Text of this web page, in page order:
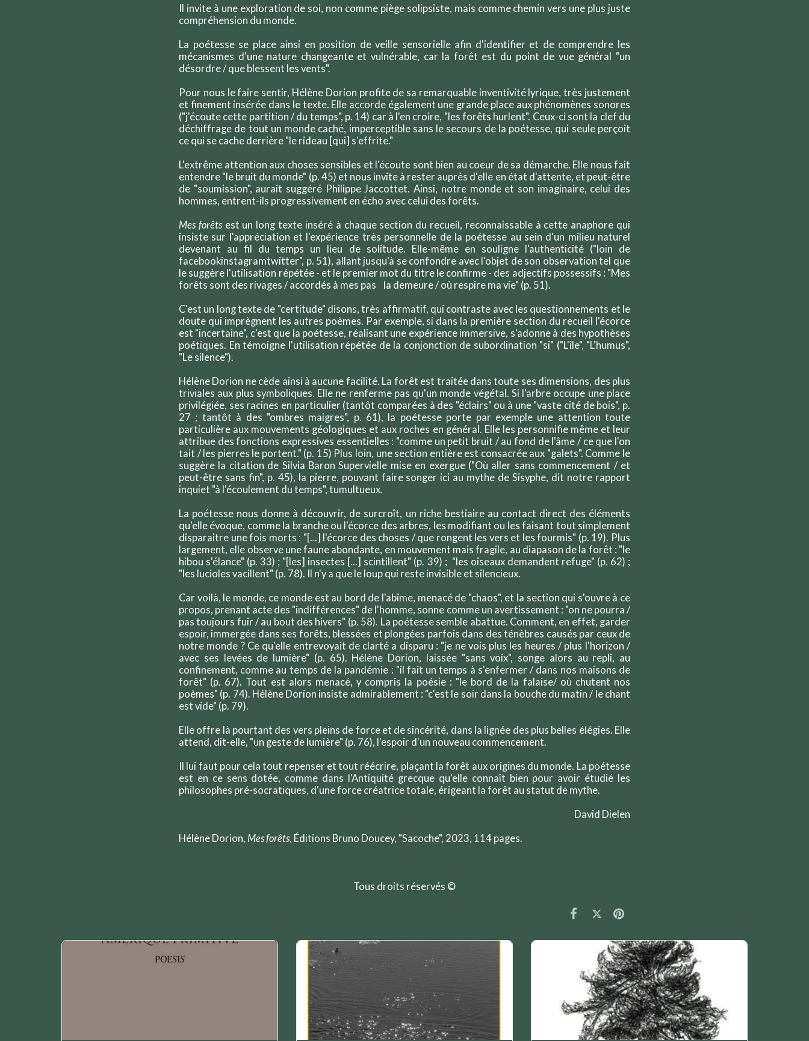
Il invite à une exploration de soi, non comme piège solipsiste, mais comme chemin vers une plus juste
compréhension du monde.
La poétesse se place ainsi en position de veille sensorielle afin d'identifier et de comprendre les
mécanismes d'une nature changeante et vulnérable, car la forêt est du point de vue général "un
désordre / que blessent les vents".
Pour nous le faire sentir, Hélène Dorion profite de sa remarquable inventivité lyrique, très justement
et finement insérée dans le texte. Elle accorde également une grande place aux phénomènes sonores
("j'écoute cette partition / du temps", p. 14) car à l'en croire, "les forêts hurlent". Ceux-ci sont la clef du
déchiffrage de tout un monde caché, imperceptible sans le secours de la poétesse, qui seule perçoit
ce qui se cache derrière "le rideau [qui] s'effrite."
L'extrême attention aux choses sensibles et l'écoute sont bien au coeur de sa démarche. Elle nous fait
entendre "le bruit du monde" (p. 45) et nous invite à rester auprès d'elle en état d'attente, et peut-être
de "soumission", aurait suggéré Philippe Jaccottet. Ainsi, notre monde et son imaginaire, celui des
hommes, entrent-ils progressivement en écho avec celui des forêts.
Mes forêtsest un long texte inséré à chaque section du recueil, reconnaissable à cette anaphore qui
insiste sur l'appréciation et l'expérience très personnelle de la poétesse au sein d'un milieu naturel
devenant au fil du temps un lieu de solitude. Elle-même en souligne l'authenticité ("loin de
facebookinstagramtwitter", p. 51), allant jusqu'à se confondre avec l'objet de son observation tel que
le suggère l'utilisation répétée - et le premier mot du titre le confirme - des adjectifs possessifs : "Mes
forêts sont des rivages / accordés à mes pas la demeure / où respire ma vie" (p. 51).
C'est un long texte de "certitude" disons, très affirmatif, qui contraste avec les questionnements et le
doute qui imprègnent les autres poèmes. Par exemple, si dans la première section du recueil l'écorce
est "incertaine", c'est que la poétesse, réalisant une expérience immersive, s'adonne à des hypothèses
poétiques. En témoigne l'utilisation répétée de la conjonction de subordination "si" ("L'île", "L'humus",
"Le silence").
Hélène Dorion ne cède ainsi à aucune facilité. La forêt est traitée dans toute ses dimensions, des plus
triviales aux plus symboliques. Elle ne renferme pas qu'un monde végétal. Si l'arbre occupe une place
privilégiée, ses racines en particulier (tantôt comparées à des "éclairs" ou à une "vaste cité de bois", p.
27 ; tantôt à des "ombres maigres", p. 61), la poétesse porte par exemple une attention toute
particulière aux mouvements géologiques et aux roches en général. Elle les personnifie même et leur
attribue des fonctions expressives essentielles : "comme un petit bruit / au fond de l'âme / ce que l'on
tait / les pierres le portent." (p. 15) Plus loin, une section entière est consacrée aux "galets". Comme le
suggère la citation de Silvia Baron Supervielle mise en exergue ("Où aller sans commencement / et
peut-être sans fin", p. 45), la pierre, pouvant faire songer ici au mythe de Sisyphe, dit notre rapport
inquiet "à l'écoulement du temps", tumultueux.
La poétesse nous donne à découvrir, de surcroît, un riche bestiaire au contact direct des éléments
qu'elle évoque, comme la branche ou l'écorce des arbres, les modifiant ou les faisant tout simplement
disparaitre une fois morts : "[...] l'écorce des choses / que rongent les vers et les fourmis" (p. 19). Plus
largement, elle observe une faune abondante, en mouvement mais fragile, au diapason de la forêt : "le
hibou s'élance" (p. 33) ; "[les] insectes [...] scintillent" (p. 39) ; "les oiseaux demandent refuge" (p. 62) ;
"les lucioles vacillent" (p. 78). Il n'y a que le loup qui reste invisible et silencieux.
Car voilà, le monde, ce monde est au bord de l'abîme, menacé de "chaos", et la section qui s'ouvre à ce
propos, prenant acte des "indifférences" de l'homme, sonne comme un avertissement : "on ne pourra /
pas toujours fuir / au bout des hivers" (p. 58). La poétesse semble abattue. Comment, en effet, garder
espoir, immergée dans ses forêts, blessées et plongées parfois dans des ténèbres causés par ceux de
notre monde ? Ce qu'elle entrevoyait de clarté a disparu : "je ne vois plus les heures / plus l'horizon /
avec ses levées de lumière" (p. 65). Hélène Dorion, laissée "sans voix", songe alors au repli, au
confinement, comme au temps de la pandémie : "il fait un temps à s'enfermer / dans nos maisons de
forêt" (p. 67). Tout est alors menacé, y compris la poésie : "le bord de la falaise/ où chutent nos
poèmes" (p. 74). Hélène Dorion insiste admirablement : "c'est le soir dans la bouche du matin / le chant
est vide" (p. 79).
Elle offre là pourtant des vers pleins de force et de sincérité, dans la lignée des plus belles élégies. Elle
attend, dit-elle, "un geste de lumière" (p. 76), l'espoir d'un nouveau commencement.
Il lui faut pour cela tout repenser et tout réécrire, plaçant la forêt aux origines du monde. La poétesse
est en ce sens dotée, comme dans l'Antiquité grecque qu'elle connaît bien pour avoir étudié les
philosophes pré-socratiques, d'une force créatrice totale, érigeant la forêt au statut de mythe.
David Dielen
Hélène Dorion, Mes forêts, Éditions Bruno Doucey, "Sacoche", 2023, 114 pages.
Tous droits réservés ©